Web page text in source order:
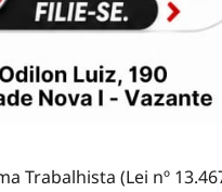
Trabalhista (Lei nº